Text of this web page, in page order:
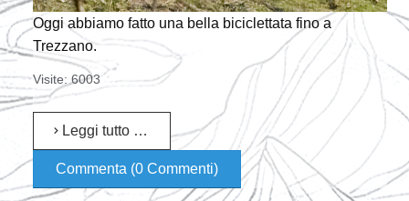
Oggi abbiamo fatto una bella biciclettata fino a
Trezzano.
Visite: 6003
Leggi tutto …
Commenta (0 Commenti)